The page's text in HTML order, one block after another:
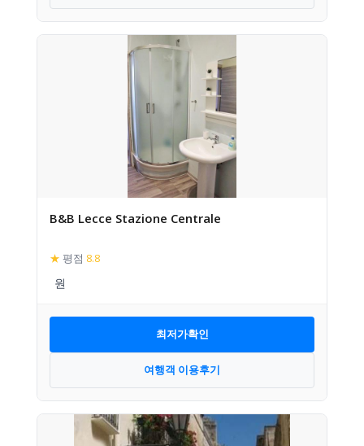
B&B Lecce Stazione Centrale
★ 평점 8.8
최저가확인
여행객 이용후기